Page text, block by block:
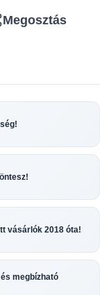
Megosztás
vásárlók 2018 óta!
megbízható